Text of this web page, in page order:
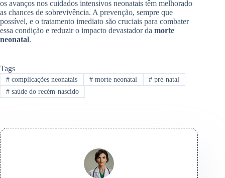
os avanços nos cuidados intensivos neonatais têm melhorado
as chances de sobrevivência. A prevenção, sempre que
possível, e o tratamento imediato são cruciais para combater
essa condição e reduzir o impacto devastador da morte
neonatal.
Tags
#complicações neonatais #morte neonatal # pré-natal
#saúde do recém-nascido